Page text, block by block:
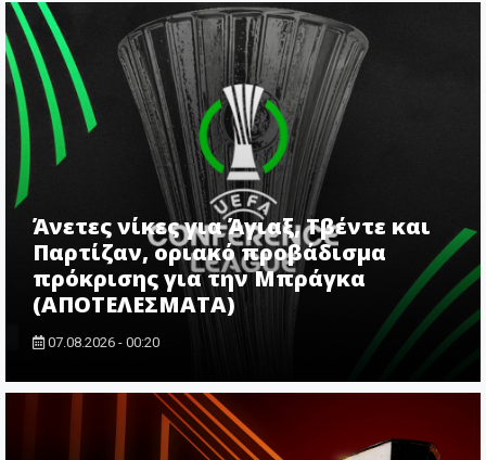
Άνετες νίκες για Άγιαξ, Τβέντε και
Παρτίζαν, οριακό προβάδισμα
πρόκρισης για την Μπράγκα
(ΑΠΟΤΕΛΕΣΜΑΤΑ)
07.08.2026 - 00:20